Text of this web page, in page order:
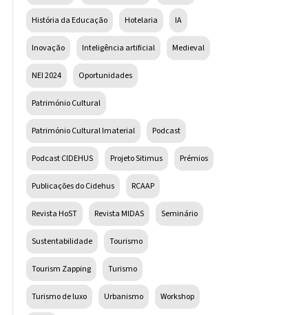
História da Educação Hotelaria IA
Inovação Inteligência artificial Medieval
NEI 2024 Oportunidades
Património Cultural
Património Cultural Imaterial Podcast
Podcast CIDEHUS Projeto Sitimus Prémios
Publicações do Cidehus RCAAP
Revista HoST Revista MIDAS Seminário
Sustentabilidade Tourismo
Tourism Zapping Turismo
Turismo de luxo Urbanismo Workshop